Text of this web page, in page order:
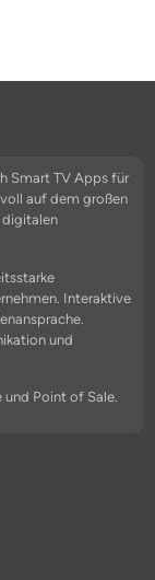
Smart TV Apps für
auf dem großen
digitalen
Interaktive
und
Point of Sale.